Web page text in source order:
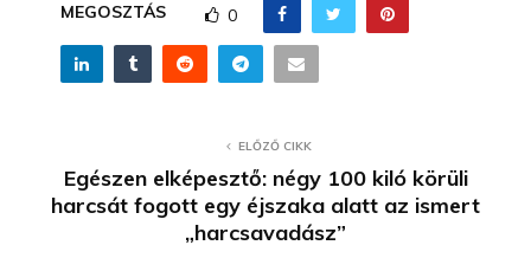
MEGOSZTÁS 0
ELŐZŐ CIKK
Egészen elképesztő: négy 100 kiló körüli
harcsát fogott egy éjszaka alatt az ismert
„harcsavadász”